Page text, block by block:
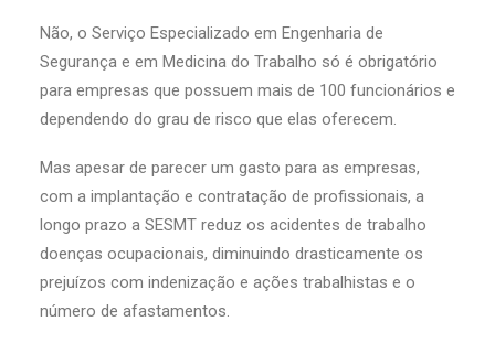
Não, o Serviço Especializado em Engenharia de
Segurança e em Medicina do Trabalho só é obrigatório
para empresas que possuem mais de 100 funcionários e
dependendo do grau de risco que elas oferecem.
Mas apesar de parecer um gasto para as empresas,
com a implantação e contratação de profissionais, a
longo prazo a SESMT reduz os acidentes de trabalho
doenças ocupacionais, diminuindo drasticamente os
prejuízos com indenização e ações trabalhistas e o
número de afastamentos.